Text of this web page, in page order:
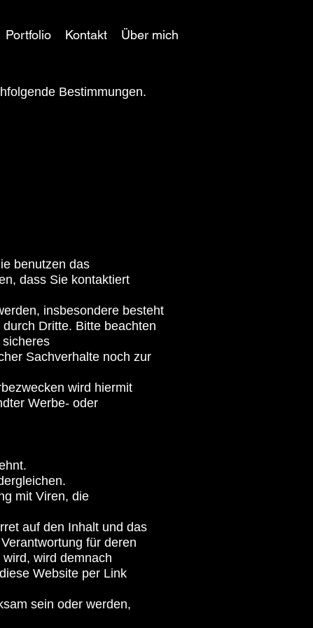
Portfolio Kontakt Über mich
Bestimmungen.
benutzen das
dass Sie kontaktiert
insbesondere besteht
Dritte. Bitte beachten
Sachverhalte noch zur
wird hiermit
Werbe- oder
mit Viren, die
auf den Inhalt und das
für deren
wird demnach
Website per Link
sein oder werden,